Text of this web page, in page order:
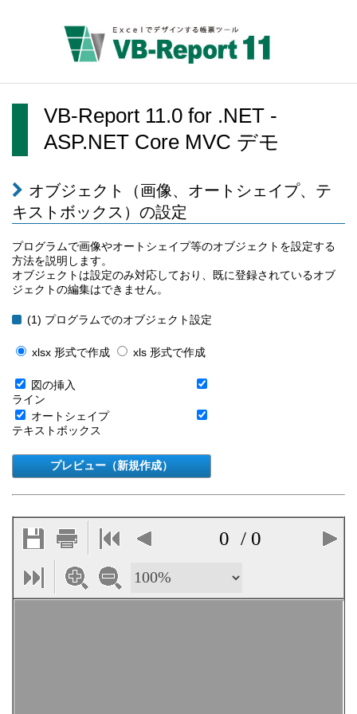
VB-Report 11.0 for .NET -
ASP.NET Core MVC デモ
オブジェクト（画像、オートシェイプ、テ
キストボックス）の設定
プログラムで画像やオートシェイプ等のオブジェクトを設定する
方法を説明します。
オブジェクトは設定のみ対応しており、既に登録されているオブ
ジェクトの編集はできません。
(1) プログラムでのオブジェクト設定
xlsx 形式で作成 xls 形式で作成
図の挿入
ライン
オートシェイプ
テキストボックス